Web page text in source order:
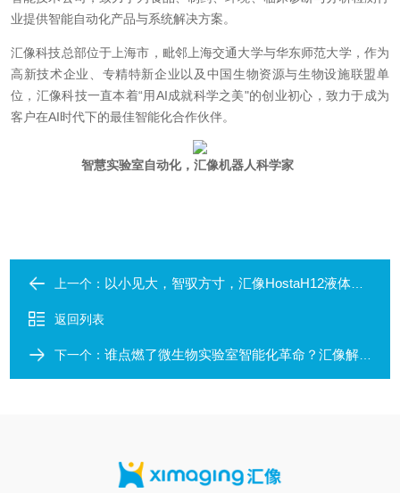
业提供智能自动化产品与系统解决方案。
汇像科技总部位于上海市，毗邻上海交通大学与华东师范大学，作为
高新技术企业、专精特新企业以及中国生物资源与生物设施联盟单
位，汇像科技一直本着“用AI成就科学之美"的创业初心，致力于成为
客户在AI时代下的最佳智能化合作伙伴。
智慧实验室自动化，汇像机器人科学家
上一个： 以小见大，智驭方寸，汇像HostaH12液体工作站开启智能移液新纪元
返回列表
下一个：谁点燃了微生物实验室智能化革命？汇像解锁微生物检测新玩法！